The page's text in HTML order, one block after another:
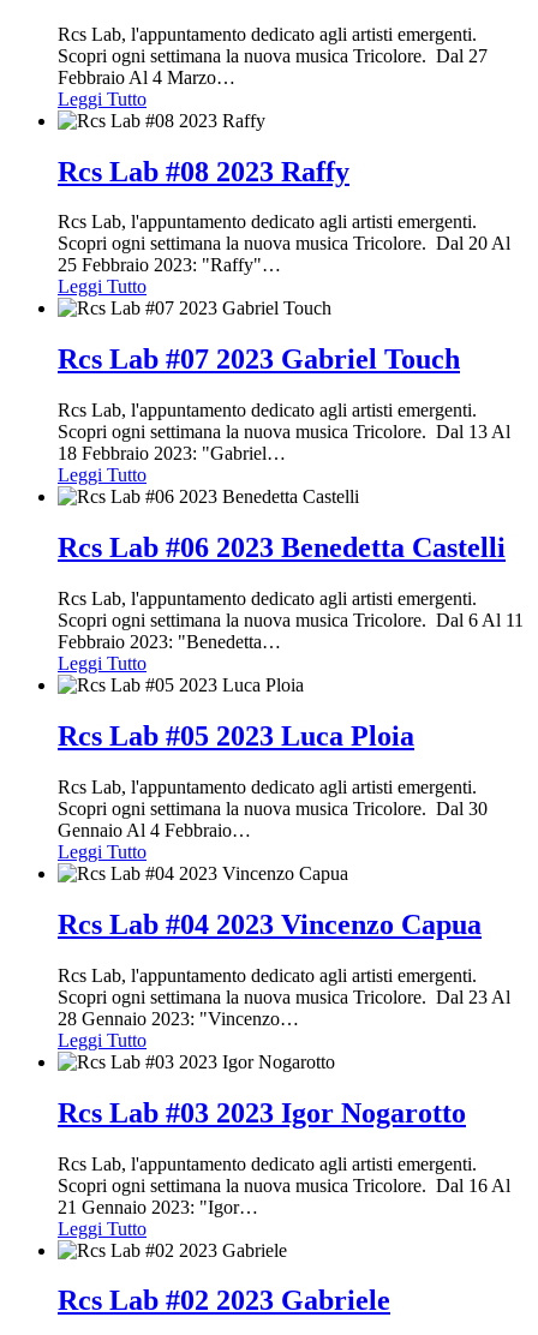
Rcs Lab, l'appuntamento dedicato agli artisti emergenti.
Scopri ogni settimana la nuova musica Tricolore. Dal 27
Febbraio Al 4 Marzo…
Leggi Tutto
Rcs Lab #08 2023 Raffy
Rcs Lab, l'appuntamento dedicato agli artisti emergenti.
Scopri ogni settimana la nuova musica Tricolore. Dal 20 Al
25 Febbraio 2023: "Raffy"…
Leggi Tutto
Rcs Lab #07 2023 Gabriel Touch
Rcs Lab, l'appuntamento dedicato agli artisti emergenti.
Scopri ogni settimana la nuova musica Tricolore. Dal 13 Al
18 Febbraio 2023: "Gabriel…
Leggi Tutto
Rcs Lab #06 2023 Benedetta Castelli
Rcs Lab, l'appuntamento dedicato agli artisti emergenti.
Scopri ogni settimana la nuova musica Tricolore. Dal 6 Al 11
Febbraio 2023: "Benedetta…
Leggi Tutto
Rcs Lab #05 2023 Luca Ploia
Rcs Lab, l'appuntamento dedicato agli artisti emergenti.
Scopri ogni settimana la nuova musica Tricolore. Dal 30
Gennaio Al 4 Febbraio…
Leggi Tutto
Rcs Lab #04 2023 Vincenzo Capua
Rcs Lab, l'appuntamento dedicato agli artisti emergenti.
Scopri ogni settimana la nuova musica Tricolore. Dal 23 Al
28 Gennaio 2023: "Vincenzo…
Leggi Tutto
Rcs Lab #03 2023 Igor Nogarotto
Rcs Lab, l'appuntamento dedicato agli artisti emergenti.
Scopri ogni settimana la nuova musica Tricolore. Dal 16 Al
21 Gennaio 2023: "Igor…
Leggi Tutto
Rcs Lab #02 2023 Gabriele